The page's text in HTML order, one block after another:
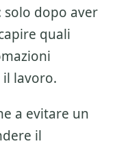
dopo aver
quali
il lavoro.
a evitare un
il